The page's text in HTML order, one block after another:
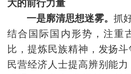
大的前行力量
一是廓清思想迷雾。 抓
结合国际国内形势，注重
比，提炼民族精神，发扬
民营经济人士提高辨别能